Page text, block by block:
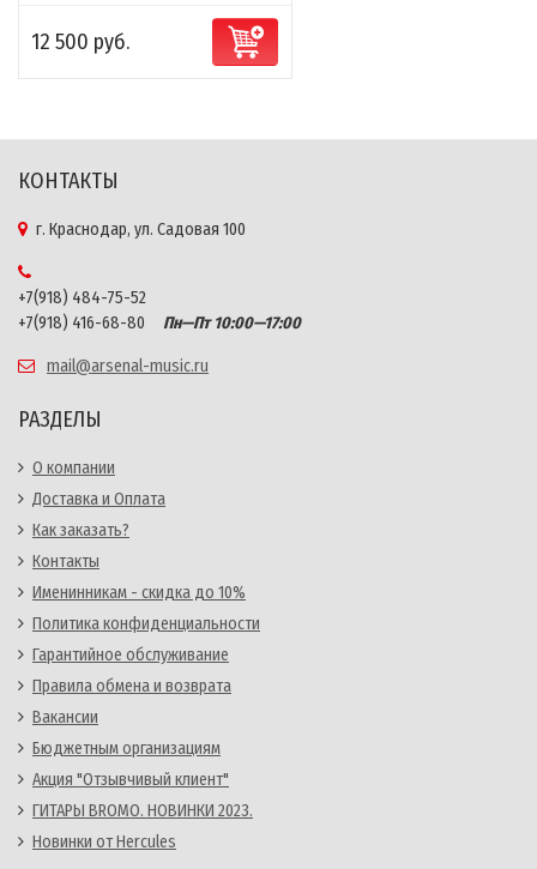
12 500 руб.
КОНТАКТЫ
г. Краснодар, ул. Садовая 100
+7(918) 484-75-52
+7(918) 416-68-80
Пн—Пт 10:00—17:00
mail@arsenal-music.ru
РАЗДЕЛЫ
О компании
Доставка и Оплата
Как заказать?
Контакты
Именинникам - скидка до 10%
Политика конфиденциальности
Гарантийное обслуживание
Правила обмена и возврата
Вакансии
Бюджетным организациям
Акция "Отзывчивый клиент"
ГИТАРЫ BROMO. НОВИНКИ 2023.
Новинки от Hercules